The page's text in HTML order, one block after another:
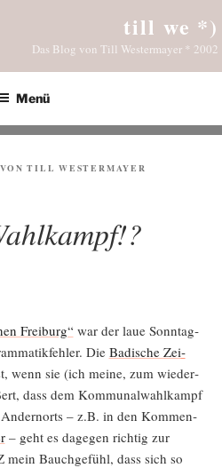
till we *)
Das Blog von Till Westermayer * 2002
Menü
VONTILL WESTERMAYER
Frei­burg“ war der laue Sonn­tag­
Die Badi­sche Zei­
wenn sie (ich mei­ne, zum wie­der­
dass dem Kom­mu­nal­wahl­kampf
– z.B. in den Kom­men­
– geht es dage­gen rich­tig zur
mein Bauch­ge­fühl, dass sich so